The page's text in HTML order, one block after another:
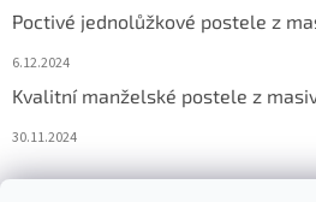
Poctivé jednolůžkové postele z
6.12.2024
Kvalitní manželské postele z
30.11.2024